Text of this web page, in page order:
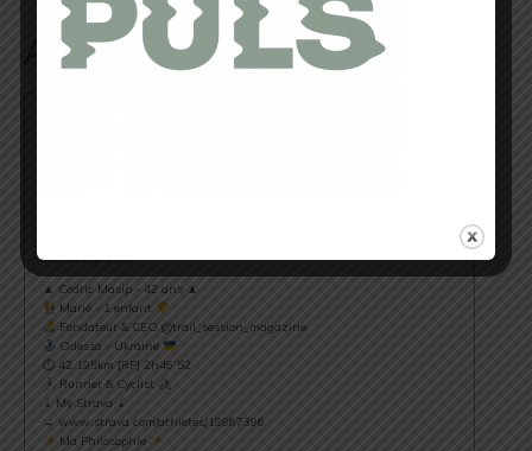
Auteur/Autrice
Cédric Masip
▲ Cédric Masip - 42 ans ▲
Marié - 1 enfant
Fondateur & CEO @trail_session_magazine
Odessa - Ukraine
⏱ 42.195km [RP] 2h46’52
Runner & Cyclist
⇣ My Strava ⇣
→ www.strava.com/athletes/18867396
Ma Philosophie